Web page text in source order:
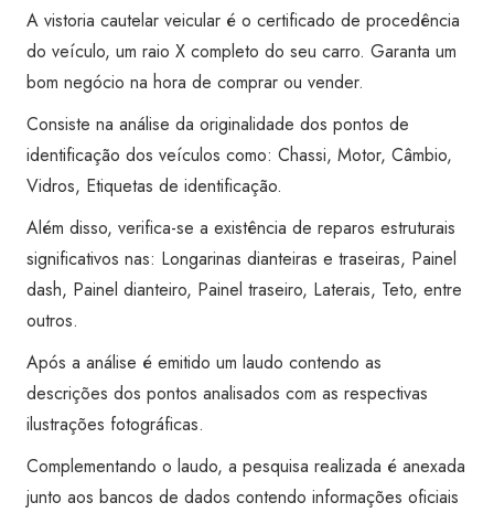
R$300,00.R$270,00.
Super
Visão
Mossoró
quantidade
A vistoria cautelar veicular é o certificado de procedência
do veículo, um raio X completo do seu carro. Garanta um
bom negócio na hora de comprar ou vender.
Consiste na análise da originalidade dos pontos de
identificação dos veículos como: Chassi, Motor, Câmbio,
Vidros, Etiquetas de identificação.
Além disso, verifica-se a existência de reparos estruturais
significativos nas: Longarinas dianteiras e traseiras, Painel
dash, Painel dianteiro, Painel traseiro, Laterais, Teto, entre
outros.
Após a análise é emitido um laudo contendo as
descrições dos pontos analisados com as respectivas
ilustrações fotográficas.
Complementando o laudo, a pesquisa realizada é anexada
junto aos bancos de dados contendo informações oficiais